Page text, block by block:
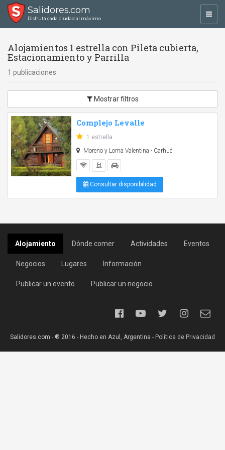
Salidores.com
Disfrutá cada ciudad al máximo
Alojamientos 1 estrella con Pileta cubierta,
Estacionamiento y Parrilla
1 publicaciones
Mostrar filtros
Complejo Levalle
1 estrella
Moreno y Loma Valentina - Carhué
Consultar disponibilidad
Alojamiento Dónde comer Actividades Eventos
Negocios Lugares Información
Publicar un evento Publicar un negocio
Salidores.com - ® 2016 - Hecho en Azul, Argentina - Política de Privacidad